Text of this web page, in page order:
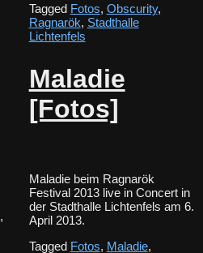
Tagged Fotos, Obscurity,
Ragnarök, Stadthalle
Lichtenfels
,
Maladie
[Fotos]
Maladie beim Ragnarök
Festival 2013 live in Concert in
der Stadthalle Lichtenfels am 6.
April 2013.
Tagged Fotos, Maladie,